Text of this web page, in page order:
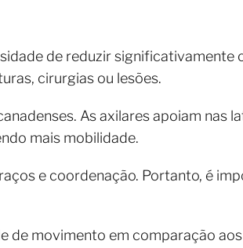
de reduzir significativamente
cirurgias ou lesões.
As axilares apoiam nas
mais mobilidade.
e coordenação. Portanto, é
de movimento em comparação